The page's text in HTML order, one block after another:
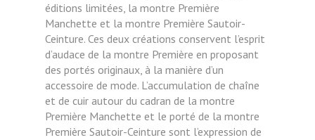
éditions limitées, la montre Première
Manchette et la montre Première Sautoir-
Ceinture. Ces deux créations conservent l’esprit
d’audace de la montre Première en proposant
des portés originaux, à la manière d’un
accessoire de mode. L’accumulation de chaîne
et de cuir autour du cadran de la montre
Première Manchette et le porté de la montre
Première Sautoir-Ceinture sont l’expression de